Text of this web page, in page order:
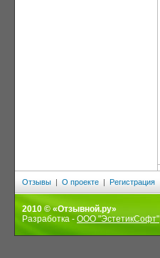
Отзывы | О проекте | Регистрация
2010 © «Отзывной.ру»
Разработка - ООО "ЭстетикСофт"